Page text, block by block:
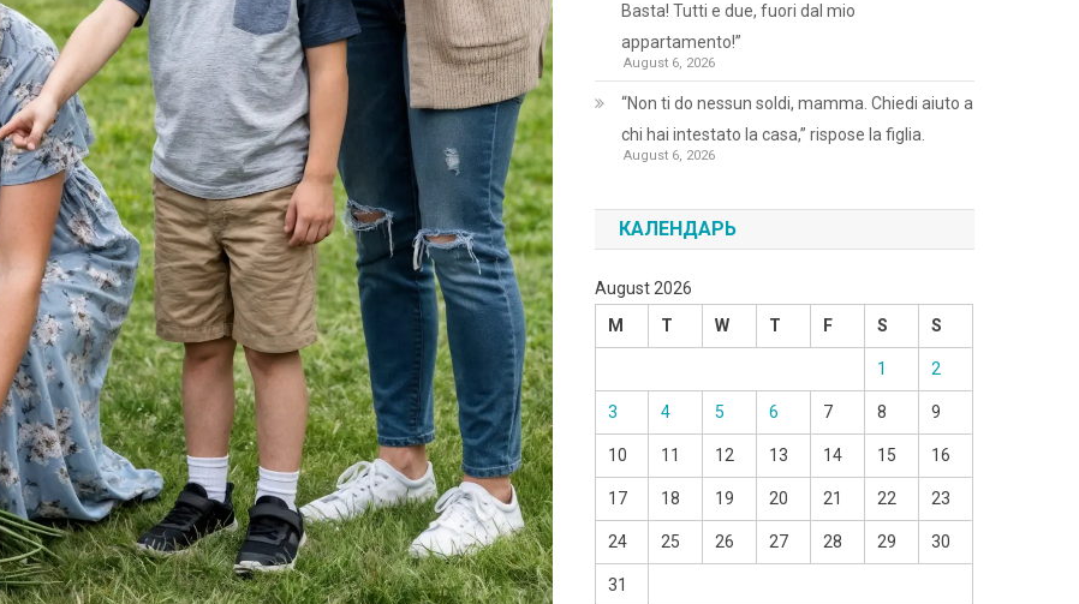
Basta! Tutti e due, fuori dal mio
appartamento!”
August 6, 2026
“Non ti do nessun soldi, mamma. Chiedi aiuto a
chi hai intestato la casa,” rispose la figlia.
August 6, 2026
КАЛЕНДАРЬ
August 2026
M
T W T F S S
1 2
3 4 5 6 7 8 9
10 11 12 13 14 15 16
17 18 19 20 21 22 23
24 25 26 27 28 29 30
31